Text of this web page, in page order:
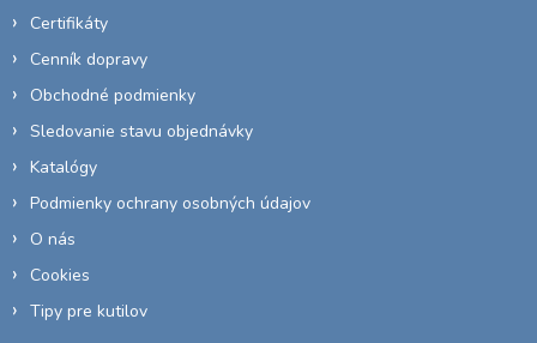
Certifikáty
Cenník dopravy
Obchodné podmienky
Sledovanie stavu objednávky
Katalógy
Podmienky ochrany osobných údajov
O nás
Cookies
Tipy pre kutilov